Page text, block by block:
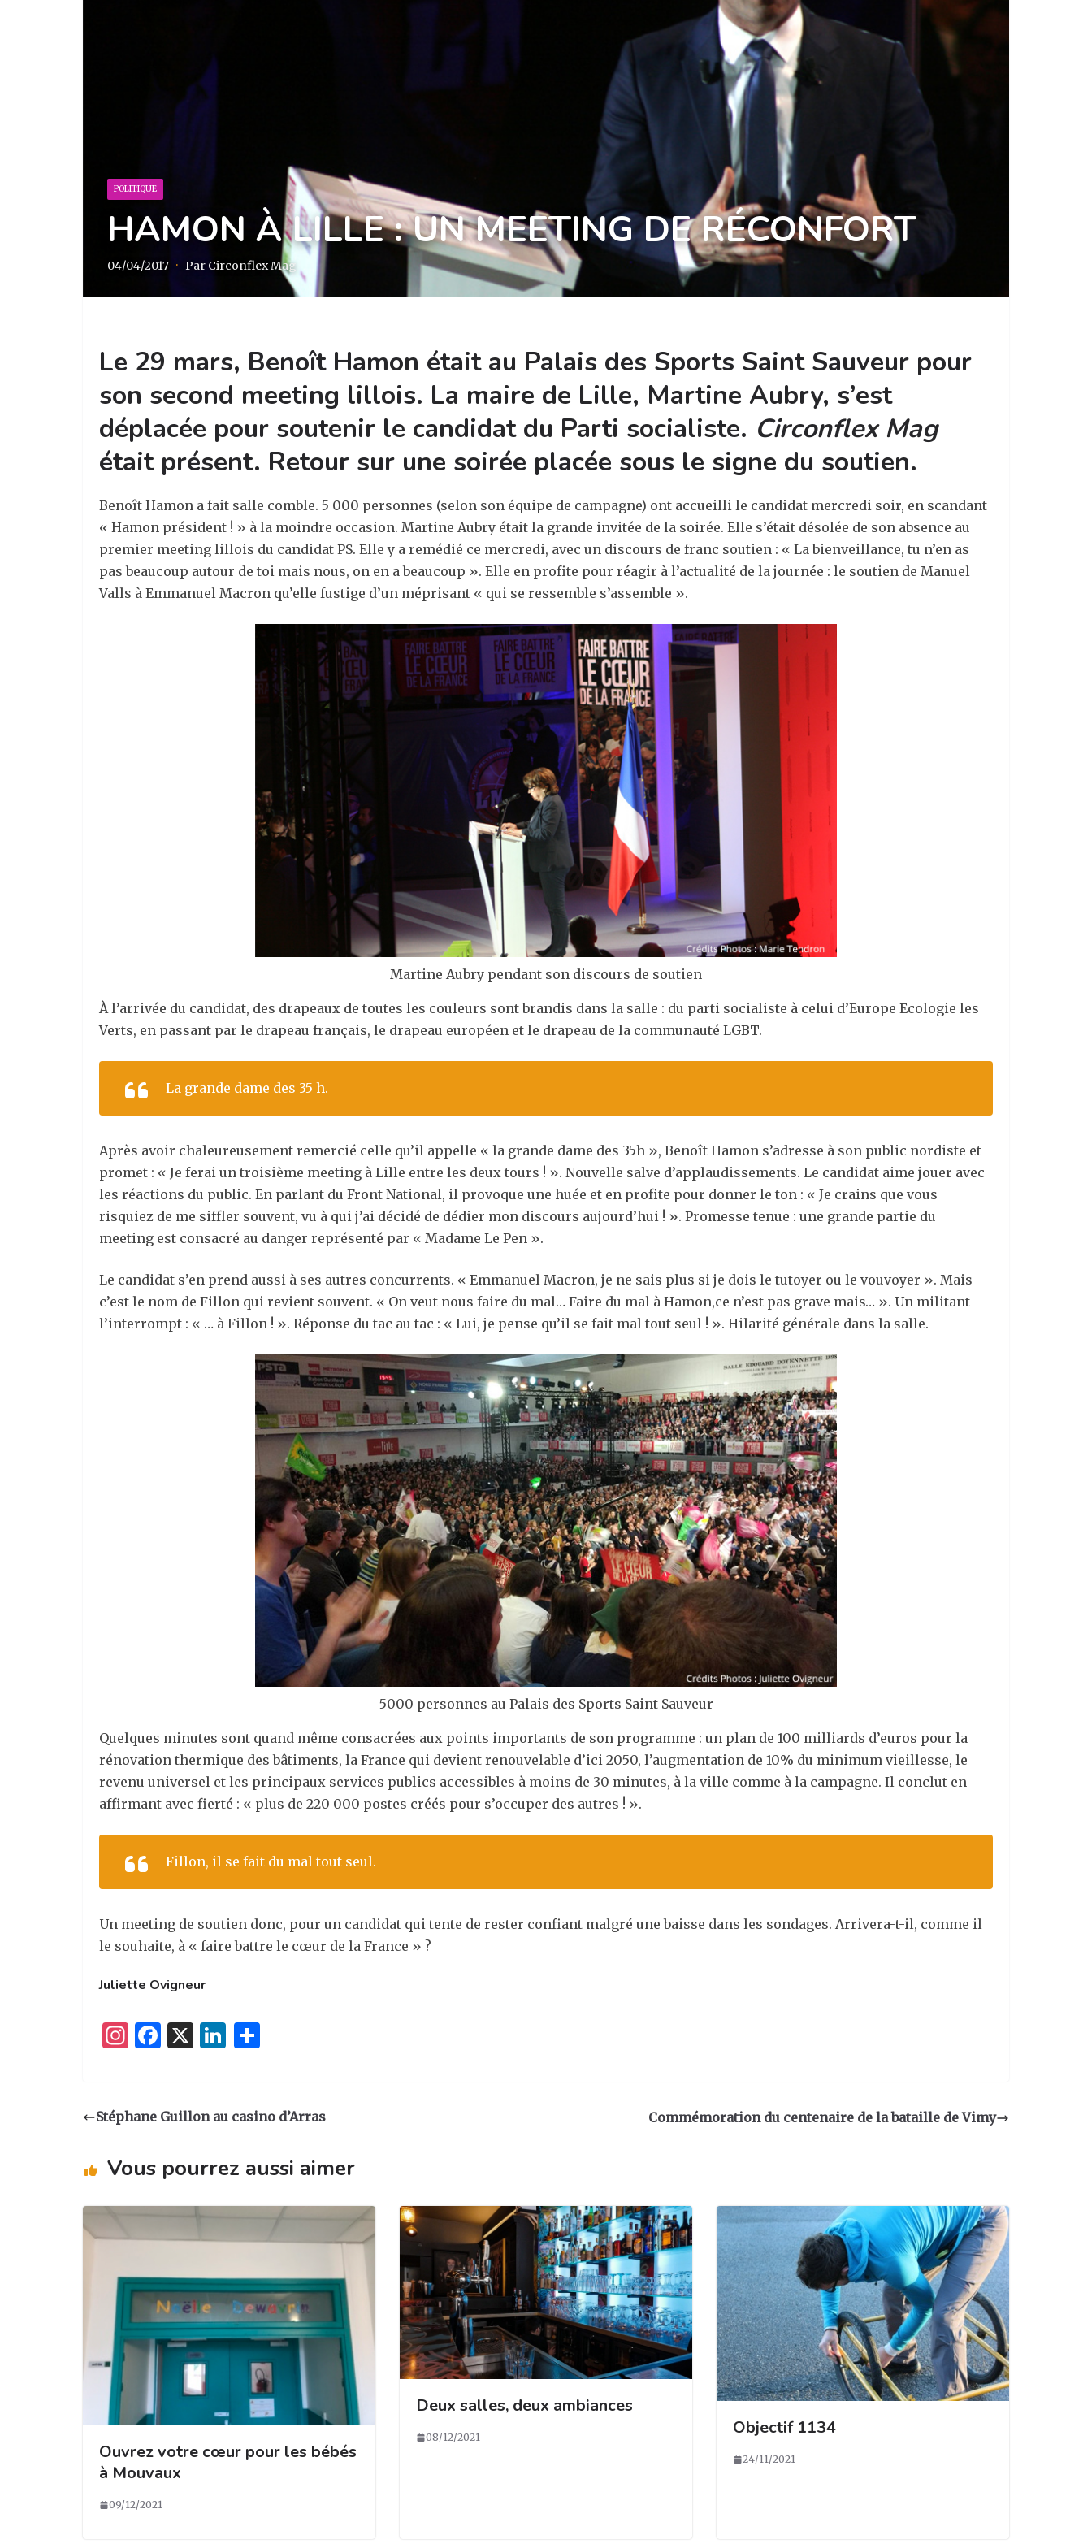
POLITIQUE
HAMON À LILLE : UN MEETING DE RÉCONFORT
04/04/2017 · Par Circonflex Mag
Le 29 mars, Benoît Hamon était au Palais des Sports Saint Sauveur pour
son second meeting lillois. La maire de Lille, Martine Aubry, s’est
déplacée pour soutenir le candidat du Parti socialiste. Circonflex Mag
était présent. Retour sur une soirée placée sous le signe du soutien.
Benoît Hamon a fait salle comble. 5 000 personnes (selon son équipe de campagne) ont accueilli le candidat mercredi soir, en scandant
« Hamon président ! » à la moindre occasion. Martine Aubry était la grande invitée de la soirée. Elle s’était désolée de son absence au
premier meeting lillois du candidat PS. Elle y a remédié ce mercredi, avec un discours de franc soutien : « La bienveillance, tu n’en as
pas beaucoup autour de toi mais nous, on en a beaucoup ». Elle en profite pour réagir à l’actualité de la journée : le soutien de Manuel
Valls à Emmanuel Macron qu’elle fustige d’un méprisant « qui se ressemble s’assemble ».
Martine Aubry pendant son discours de soutien
À l’arrivée du candidat, des drapeaux de toutes les couleurs sont brandis dans la salle : du parti socialiste à celui d’Europe Ecologie les
Verts, en passant par le drapeau français, le drapeau européen et le drapeau de la communauté LGBT.
La grande dame des 35 h.
Après avoir chaleureusement remercié celle qu’il appelle « la grande dame des 35h », Benoît Hamon s’adresse à son public nordiste et
promet : « Je ferai un troisième meeting à Lille entre les deux tours ! ». Nouvelle salve d’applaudissements. Le candidat aime jouer avec
les réactions du public. En parlant du Front National, il provoque une huée et en profite pour donner le ton : « Je crains que vous
risquiez de me siffler souvent, vu à qui j’ai décidé de dédier mon discours aujourd’hui ! ». Promesse tenue : une grande partie du
meeting est consacré au danger représenté par « Madame Le Pen ».
Le candidat s’en prend aussi à ses autres concurrents. « Emmanuel Macron, je ne sais plus si je dois le tutoyer ou le vouvoyer ». Mais
c’est le nom de Fillon qui revient souvent. « On veut nous faire du mal… Faire du mal à Hamon,ce n’est pas grave mais… ». Un militant
l’interrompt : « … à Fillon ! ». Réponse du tac au tac : « Lui, je pense qu’il se fait mal tout seul ! ». Hilarité générale dans la salle.
5000 personnes au Palais des Sports Saint Sauveur
Quelques minutes sont quand même consacrées aux points importants de son programme : un plan de 100 milliards d’euros pour la
rénovation thermique des bâtiments, la France qui devient renouvelable d’ici 2050, l’augmentation de 10% du minimum vieillesse, le
revenu universel et les principaux services publics accessibles à moins de 30 minutes, à la ville comme à la campagne. Il conclut en
affirmant avec fierté : « plus de 220 000 postes créés pour s’occuper des autres ! ».
Fillon, il se fait du mal tout seul.
Un meeting de soutien donc, pour un candidat qui tente de rester confiant malgré une baisse dans les sondages. Arrivera-t-il, comme il
le souhaite, à « faire battre le cœur de la France » ?
Juliette Ovigneur
I
a
ra
F
e
o
k
X
Li
e
n
g
Stéphane Guillon au casino d’Arras Commémoration du centenaire de la bataille de Vimy
Vous pourrez aussi aimer
Ouvrez votre cœur pour les bébés
à Mouvaux
09/12/2021
Deux salles, deux ambiances
08/12/2021 Objectif 1134
24/11/2021